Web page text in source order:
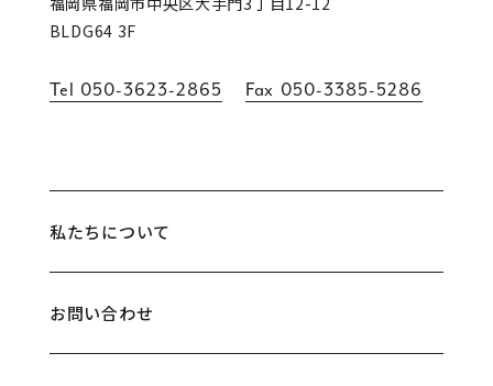
福岡県福岡市中央区大手門3丁目12-12
BLDG64 3F
Tel 050-3623-2865 Fax 050-3385-5286
私たちについて
お問い合わせ